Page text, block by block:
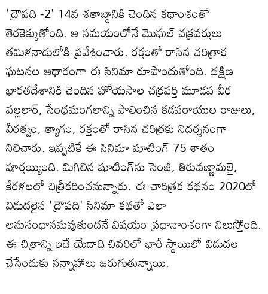
'ద్రౌపది -2' 14వ శ‌తాబ్దానికి చెందిన క‌థాంశంతో
తెర‌కెక్కుతోంది. ఆ స‌మ‌యంలోనే మొఘ‌ల్ చక్రవర్తులు
త‌మిళ‌నాడులోకి ప్రవేశించారు. ర‌క్తంతో రాసిన చ‌రిత్రాక
ఘ‌ట‌నల ఆధారంగా ఈ సినిమా రూపొందుతోంది. దక్షిణ
భారతదేశానికి చెందిన హోయసాల చక్రవర్తి మూడవ వీర
వల్లలార్, సేంధమంగలాన్ని పాలించిన కడవరాయుల రాజులు,
వీరత్వం, త్యాగం, రక్తంతో రాసిన చరిత్రకు నిదర్శనంగా
నిలిచారు. ఇప్పటికే ఈ సినిమా షూటింగ్ 75 శాతం
పూర్తయ్యింది. మిగిలిన షూటింగ్‌ను సెంజి, తిరువ‌ణ్ణామ‌లై,
కేర‌ళ‌ల‌లో చిత్రీక‌రించ‌నున్నారు. ఈ చారిత్రక కథనం 2020లో
విడుదలైన 'ద్రౌపది' సినిమా కథతో ఎలా
అనుసంధానమవుతుందనే విషయం ప్రధానాంశంగా నిలుస్తోంది.
ఈ చిత్రాన్ని ఇదే యేడాది చివరిలో భారీ స్థాయిలో విడుదల
చేసేందుకు సన్నాహాలు జరుగుతున్నాయి.